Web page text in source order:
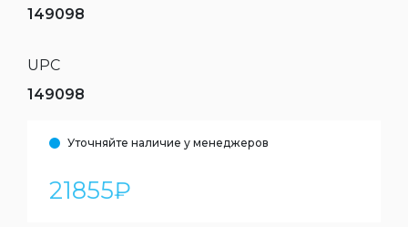
149098
UPC
149098
Уточняйте наличие у менеджеров
21855₽